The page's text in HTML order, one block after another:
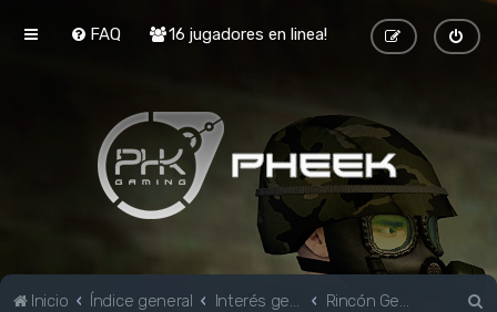
FAQ 16 jugadores en linea!
Inicio Índice general Interés general Rincón Geek